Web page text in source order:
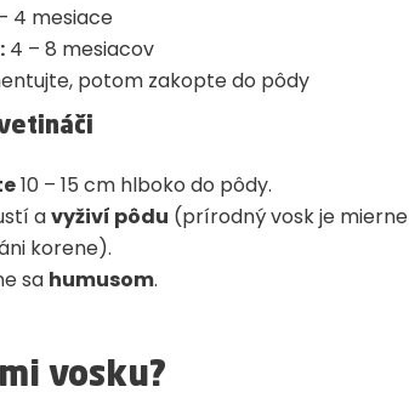
4 mesiace
4 – 8 mesiacov
potom zakopte do pôdy
10 – 15 cm hlboko do pôdy.
avyživí pôdu (prírodný vosk je mierne
korene).
sa humusom.
vosku?